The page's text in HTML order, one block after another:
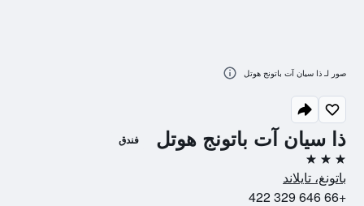
ذا سيان آت باتونج هوتل فندق
3 نجوم
باتونغ، تايلاند
+66 646 329 422
صور لـ ذا سيان آت باتونج هوتل